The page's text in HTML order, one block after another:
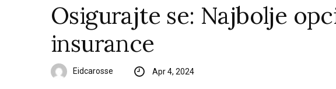
Osigurajte se: Najbolje
insurance
Eidcarosse Apr 4, 2024